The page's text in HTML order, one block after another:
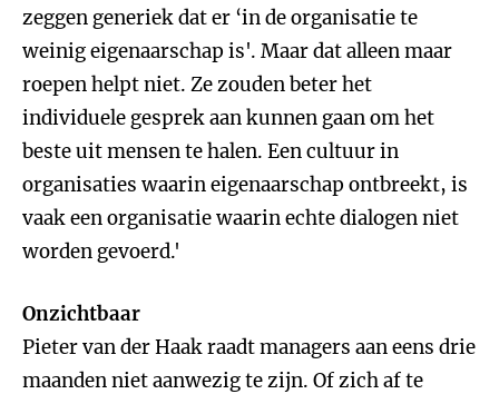
zeggen generiek dat er ‘in de organisatie te
weinig eigenaarschap is'. Maar dat alleen maar
roepen helpt niet. Ze zouden beter het
individuele gesprek aan kunnen gaan om het
beste uit mensen te halen. Een cultuur in
organisaties waarin eigenaarschap ontbreekt, is
vaak een organisatie waarin echte dialogen niet
worden gevoerd.'
Onzichtbaar
Pieter van der Haak raadt managers aan eens drie
maanden niet aanwezig te zijn. Of zich af te